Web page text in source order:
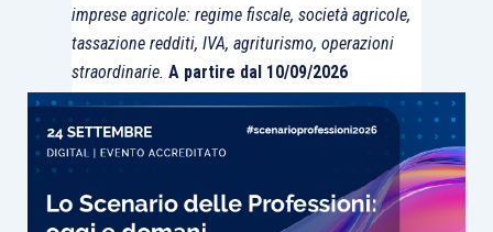
imprese agricole: regime fiscale, società agricole,
tassazione redditi, IVA, agriturismo, operazioni
straordinarie. A partire dal 10/09/2026